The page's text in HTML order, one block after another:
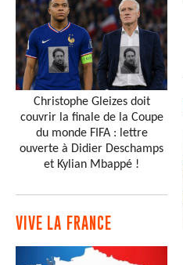
Christophe Gleizes doit
couvrir la finale de la Coupe
du monde FIFA : lettre
ouverte à Didier Deschamps
et Kylian Mbappé !
VIVE LA FRANCE